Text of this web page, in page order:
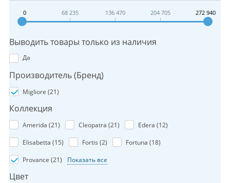
0 68 235 136 470 204 705 272 940
Выводить товары только из наличия
Да
Производитель (Бренд)
Migliore (21)
Коллекция
Amerida (21) Cleopatra (21) Edera (12)
Elisabetta (15) Fortis (2) Fortuna (18)
Provance (21) Показать все
Цвет